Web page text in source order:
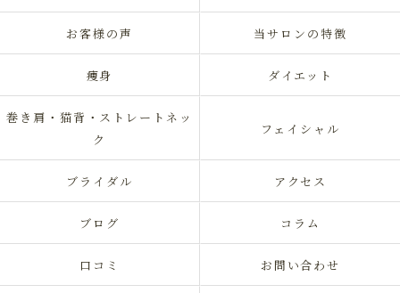
お客様の声 当サロンの特徴
痩身 ダイエット
巻き肩・猫背・ストレートネッ
ク
フェイシャル
ブライダル アクセス
ブログ コラム
口コミ お問い合わせ